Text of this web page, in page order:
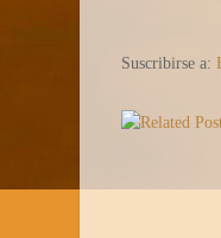
Suscribirse a: